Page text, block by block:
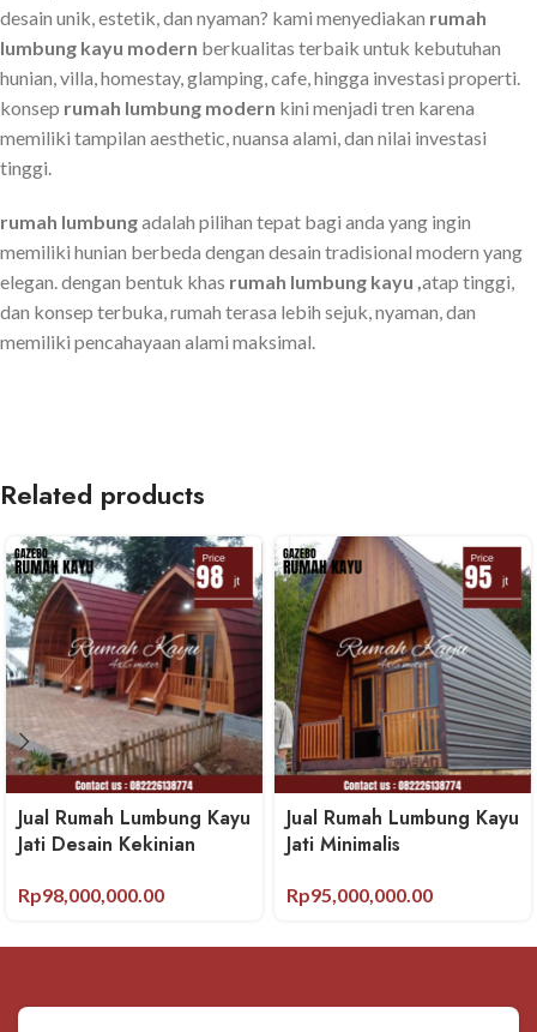
desain unik, estetik, dan nyaman? kami menyediakan rumah
lumbung kayu modern berkualitas terbaik untuk kebutuhan
hunian, villa, homestay, glamping, cafe, hingga investasi properti.
konsep rumah lumbung modern kini menjadi tren karena
memiliki tampilan aesthetic, nuansa alami, dan nilai investasi
tinggi.
rumah lumbungadalah pilihan tepat bagi anda yang ingin
memiliki hunian berbeda dengan desain tradisional modern yang
elegan. dengan bentuk khas rumah lumbung kayu ,atap tinggi,
dan konsep terbuka, rumah terasa lebih sejuk, nyaman, dan
memiliki pencahayaan alami maksimal.
Related products
Jual Rumah Lumbung Kayu
Jati Desain Kekinian
Rp98,000,000.00
Jual Rumah Lumbung Kayu
Jati Minimalis
Rp95,000,000.00